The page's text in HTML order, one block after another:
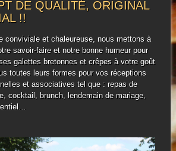
DE QUALITÉ, ORIGINAL
!!
conviviale et chaleureuse, nous mettons à
savoir-faire et notre bonne humeur pour
galettes bretonnes et crêpes à votre goût
toutes leurs formes pour vos réceptions
et associatives tel que : repas de
cocktail, brunch, lendemain de mariage,